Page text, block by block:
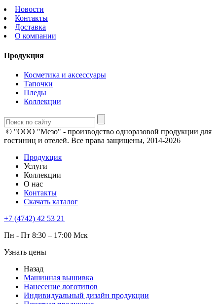
Новости
Контакты
Доставка
О компании
Продукция
Косметика и аксессуары
Тапочки
Пледы
Коллекции
© "ООО "Мезо" - производство одноразовой продукции для
гостиниц и отелей. Все права защищены, 2014-2026
Продукция
Услуги
Коллекции
О нас
Контакты
Скачать каталог
+7 (4742) 42 53 21
Пн - Пт 8:30 – 17:00 Мск
Узнать цены
Назад
Машинная вышивка
Нанесение логотипов
Индивидуальный дизайн продукции